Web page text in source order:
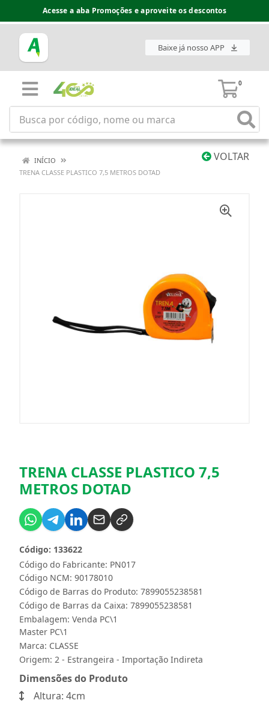
Acesse a aba Promoções e aproveite os descontos
Baixe já nosso APP
0
VOLTAR
INÍCIO
TRENA CLASSE PLASTICO 7,5 METROS DOTAD
TRENA CLASSE PLASTICO 7,5
METROS DOTAD
Código do Fabricante: PN017
Código: 133622
Código NCM: 90178010
Código de Barras do Produto: 7899055238581
Código de Barras da Caixa: 7899055238581
Embalagem: Venda PC\1
Master PC\1
Marca: CLASSE
Origem: 2 - Estrangeira - Importação Indireta
Dimensões do Produto
Altura: 4cm